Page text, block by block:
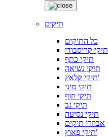
תיקים
כל התיקים
תיקי קרוסבודי
תיקי כתף
תיקי נשיאה
תיקי קלאץ'
תיקי מיני
תיקי חוף
תיקי גב
תיקי נסיעה
אביזרי תיקים
תיקי פאוץ'